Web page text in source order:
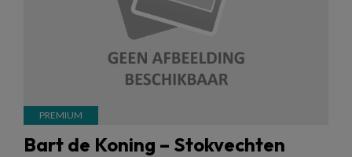
Bart de Koning – Stokvechten